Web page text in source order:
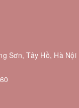
Sơn, Tây Hồ, Hà Nội